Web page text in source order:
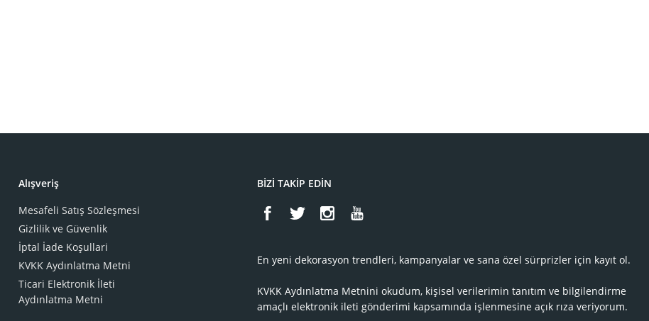
Alışveriş
Mesafeli Satış Sözleşmesi
Gizlilik ve Güvenlik
İptal İade Koşullari
KVKK Aydınlatma Metni
Ticari Elektronik İleti
Aydınlatma Metni
BİZİ TAKİP EDİN
En yeni dekorasyon trendleri, kampanyalar ve sana özel sürprizler için kayıt ol.
KVKK Aydınlatma Metnini okudum, kişisel verilerimin tanıtım ve bilgilendirme
amaçlı elektronik ileti gönderimi kapsamında işlenmesine açık rıza veriyorum.